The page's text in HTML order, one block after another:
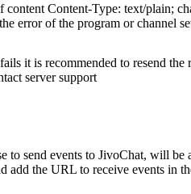
Content-Type: text/plain;
error of the program or channel
it is recommended to resend
server support
to send events to JivoChat, will
add the URL to receive events in